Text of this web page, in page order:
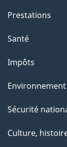
t
p
a
e
Prestations
Santé
Impôts
Sécurité
Culture,